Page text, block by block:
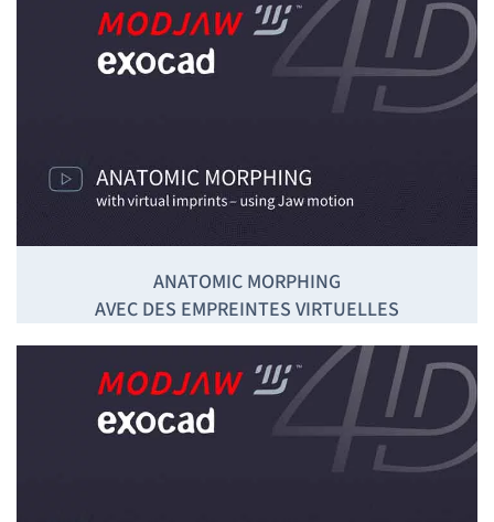
ANATOMIC MORPHING
AVEC DES EMPREINTES VIRTUELLES